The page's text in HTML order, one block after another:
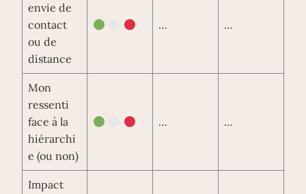
envie de
contact
ou de
distance
… …
Mon
ressenti
face à la
hiérarchi
e (ou non)
… …
Impact